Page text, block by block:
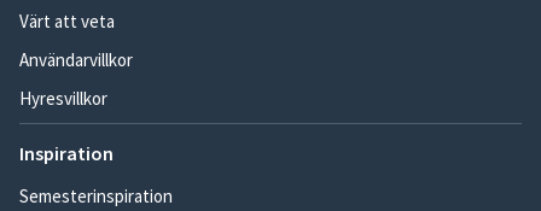
Värt att veta
Användarvillkor
Hyresvillkor
Inspiration
Semesterinspiration